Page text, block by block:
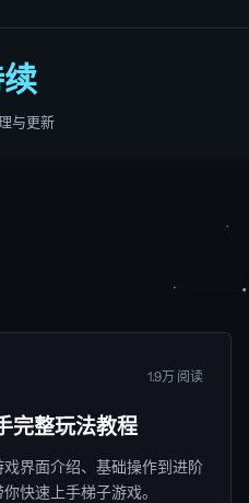
与更新
1.9万 阅读
完整玩法教程
界面介绍、基础操作到进阶
快速上手梯子游戏。